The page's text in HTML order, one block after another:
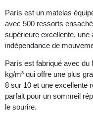
París est un matelas
avec 500 ressorts
supérieure excellente, une
indépendance de
París est fabriqué avec du
kg/m³ qui offre une plus
8 sur 10 et une excellente
parfait pour un sommeil
le sourire.